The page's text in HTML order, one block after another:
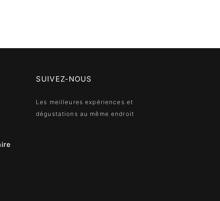
SUIVEZ-NOUS
Les meilleures expériences et
dégustations au même endroit